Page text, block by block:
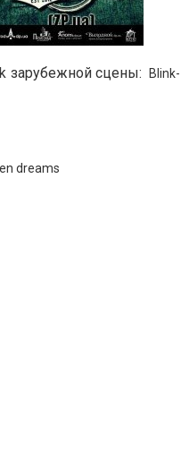
зарубежной сцены:
Blink-
dreams